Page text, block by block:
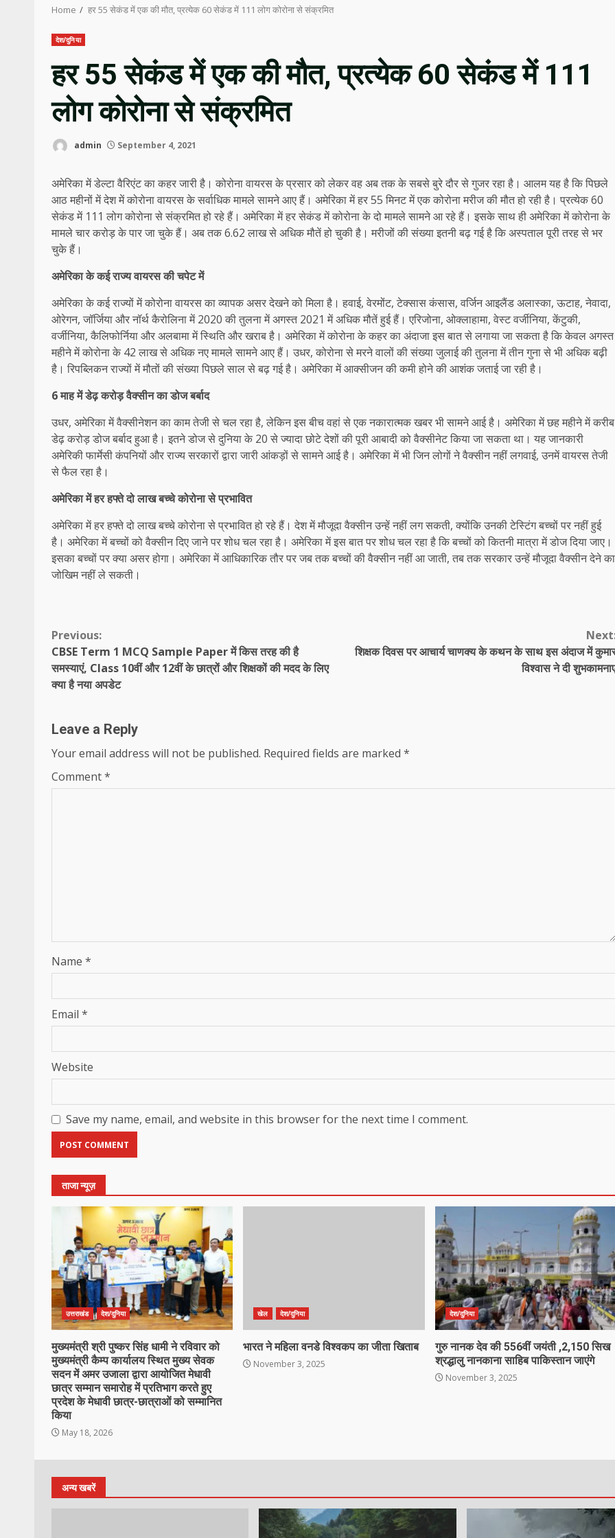
Home हर 55 सेकंड में एक की मौत, प्रत्‍येक 60 सेकंड में 111 लोग कोरोना से संक्रमित
देश/दुनिया
हर 55 सेकंड में एक की मौत, प्रत्‍येक 60 सेकंड में 111
लोग कोरोना से संक्रमित
admin September 4, 2021
अमेरिका में डेल्‍टा वैरिएंट का कहर जारी है। कोरोना वायरस के प्रसार को लेकर वह अब तक के सबसे बुरे दौर से गुजर रहा है। आलम यह है कि पिछले
आठ महीनों में देश में कोरोना वायरस के सर्वाधिक मामले सामने आए हैं। अमेरिका में हर 55 मिनट में एक कोरोना मरीज की मौत हो रही है। प्रत्‍येक 60
सेकंड में 111 लोग कोरोना से संक्रमित हो रहे हैं। अमेरिका में हर सेकंड में कोरोना के दो मामले सामने आ रहे हैं। इसके साथ ही अमेरिका में कोरोना के
मामले चार करोड़ के पार जा चुके हैं। अब तक 6.62 लाख से अधिक मौतें हो चुकी है। मरीजों की संख्‍या इतनी बढ़ गई है कि अस्‍पताल पूरी तरह से भर
चुके हैं।
अमेरिका के कई राज्‍य वायरस की चपेट में
अमेरिका के कई राज्‍यों में कोरोना वायरस का व्‍यापक असर देखने को मिला है। हवाई, वेरमोंट, टेक्सास कंसास, वर्जिन आइलैंड अलास्का, ऊटाह, नेवादा,
ओरेगन, जॉर्जिया और नॉर्थ कैरोलिना में 2020 की तुलना में अगस्त 2021 में अधिक मौतें हुई हैं। एरिजोना, ओक्लाहामा, वेस्ट वर्जीनिया, केंटुकी,
वर्जीनिया, कैलिफोर्निया और अलबामा में स्थिति और खराब है। अमेरिका में कोरोना के कहर का अंदाजा इस बात से लगाया जा सकता है कि केवल अगस्त
महीने में कोरोना के 42 लाख से अधिक नए मामले सामने आए हैं। उधर, कोरोना से मरने वालों की संख्या जुलाई की तुलना में तीन गुना से भी अधिक बढ़ी
है। रिपब्लिकन राज्यों में मौतों की संख्या पिछले साल से बढ़ गई है। अमेरिका में आक्‍सीजन की कमी होने की आशंक जताई जा रही है।
6 माह में डेढ़ करोड़ वैक्सीन का डोज बर्बाद
उधर, अमेरिका में वैक्‍सीनेशन का काम तेजी से चल रहा है, लेकिन इस बीच वहां से एक नकारात्‍मक खबर भी सामने आई है। अमेरिका में छह महीने में करीब
डेढ़ करोड़ डोज बर्बाद हुआ है। इतने डोज से दुनिया के 20 से ज्यादा छोटे देशों की पूरी आबादी को वैक्सीनेट किया जा सकता था। यह जानकारी
अमेरिकी फार्मेसी कंपनियों और राज्य सरकारों द्वारा जारी आंकड़ों से सामने आई है। अमेरिका में भी जिन लोगों ने वैक्सीन नहीं लगवाई, उनमें वायरस तेजी
से फैल रहा है।
अमेरिका में हर हफ्ते दो लाख बच्चे कोरोना से प्रभावित
अमेरिका में हर हफ्ते दो लाख बच्चे कोरोना से प्रभावित हो रहे हैं। देश में मौजूदा वैक्सीन उन्हें नहीं लग सकती, क्योंकि उनकी टेस्टिंग बच्चों पर नहीं हुई
है। अमेरिका में बच्‍चों को वैक्‍सीन दिए जाने पर शोध चल रहा है। अमेरिका में इस बात पर शोध चल रहा है कि बच्‍चों को कितनी मात्रा में डोज दिया जाए।
इसका बच्‍चों पर क्‍या असर होगा। अमेरिका में आधिकारिक तौर पर जब तक बच्चों की वैक्सीन नहीं आ जाती, तब तक सरकार उन्हें मौजूदा वैक्सीन देने का
जोखिम नहीं ले सकती।
Continue
Reading
Previous:
CBSE Term 1 MCQ Sample Paper में किस तरह की है
समस्याएं, Class 10वीं और 12वीं के छात्रों और शिक्षकों की मदद के लिए
क्या है नया अपडेट
शिक्षक दिवस पर आचार्य चाणक्य के कथन के साथ इस अंदाज में
विश्वास ने दी
Leave a Reply
Your email address will not be published. Required fields are marked *
Comment*
Name *
Email *
Website
Save my name, email, and website in this browser for the next time I comment.
ताजा न्यूज़
उत्तराखंड देश/दुनिया
मुख्यमंत्री श्री पुष्कर सिंह धामी ने रविवार को
मुख्यमंत्री कैम्प कार्यालय स्थित मुख्य सेवक
सदन में अमर उजाला द्वारा आयोजित मेधावी
छात्र सम्मान समारोह में प्रतिभाग करते हुए
प्रदेश के मेधावी छात्र-छात्राओं को सम्मानित
किया
May 18, 2026
खेल देश/दुनिया
भारत ने महिला वनडे विश्वकप का जीता खिताब
November 3, 2025
देश/दुनिया
गुरु नानक देव की 556वीं जयंती ,2,150 सिख
श्रद्धालु नानकाना साहिब पाकिस्तान जाएंगे
November 3, 2025
अन्य खबरें